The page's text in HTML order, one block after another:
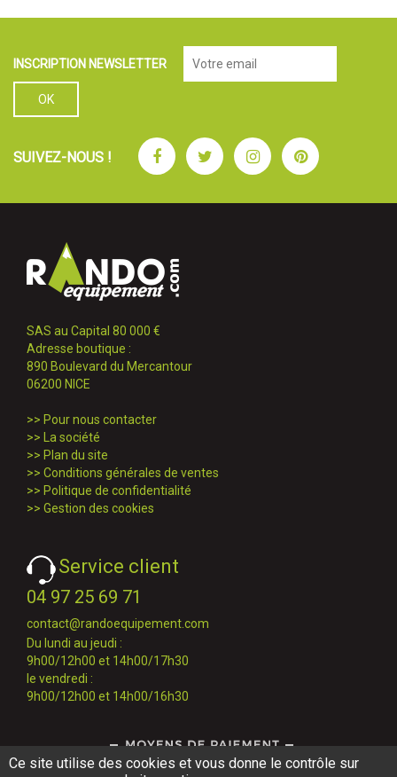
INSCRIPTION NEWSLETTER
SUIVEZ-NOUS ! FacebookTwitterInstagramPinterest
SAS au Capital 80 000 €
Adresse boutique :
890 Boulevard du Mercantour
06200 NICE
>> Pour nous contacter
>>
La société
>> Plan du site
>> Conditions générales de ventes
>> Politique de confidentialité
>> Gestion des cookies
Service client
04 97 25 69 71
contact@randoequipement.com
Du lundi au jeudi :
9h00/12h00 et 14h00/17h30
le vendredi :
9h00/12h00 et 14h00/16h30
Ce site utilise des cookies et vous donne le contrôle sur